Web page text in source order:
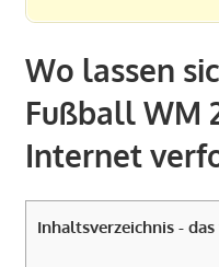
Wo lassen
Fußball WM
Internet
Inhaltsverzeichnis -